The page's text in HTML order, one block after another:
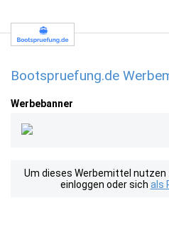
Bootspruefung.de
Werbebanner
Um dieses Werbemittel nutzen
einloggen oder sich als